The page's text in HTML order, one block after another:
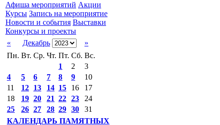
Афиша мероприятий Акции
Курсы Запись на мероприятие
Новости и события Выставки
Конкурсы и проекты
«
Декабрь
»
Пн. Вт. Ср. Чт. Пт. Сб. Вс.
1
2
3
4
5 6 7 8 9
10
11
12 13 14 15 16
17
18
19 20 21 22 23
24
25
26 27 28 29 30
31
КАЛЕНДАРЬ ПАМЯТНЫХ